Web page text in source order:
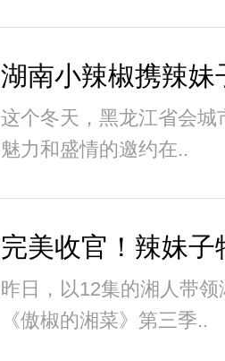
这个冬天，黑龙江省会城
魅力和盛情的邀约在..
昨日，以12集的湘人带
《傲椒的湘菜》第三季..